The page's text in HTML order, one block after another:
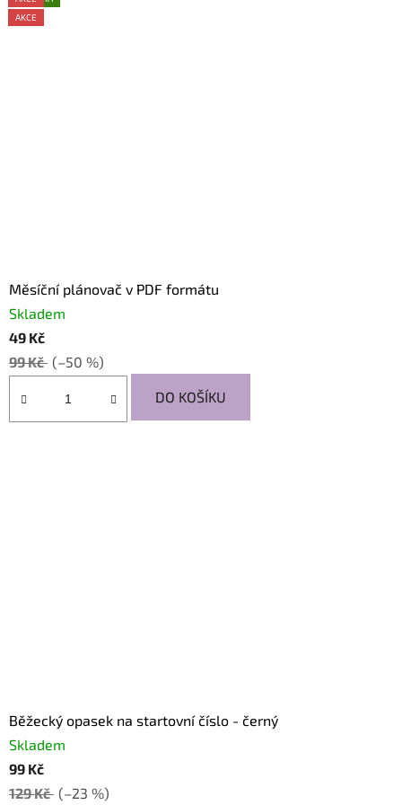
AKCE
Měsíční plánovač v PDF formátu
Skladem
49 Kč
99 Kč (–50 %)
DO KOŠÍKU
AKCE
Běžecký opasek na startovní číslo - černý
Skladem
99 Kč
129 Kč (–23 %)
AKCE
AKCE
AKCE